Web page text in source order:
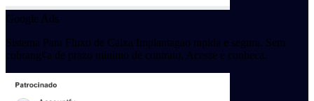
Google Ads
Sistema Para Fluxo de Caixa Implantagao rapida e segura. Sem
cobrang¢a de prazo minimo de contrato. Acesse e conheca.